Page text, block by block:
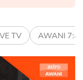
TV AWANI